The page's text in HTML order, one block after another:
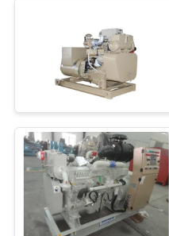
Grupo
diesel de
Marine
diesel